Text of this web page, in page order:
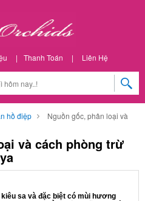
| Thanh Toán | Liên Hệ
hồ điệp
Nguồn gốc, phân loại và
và cách phòng trừ
sa và đặc biệt có mùi hương